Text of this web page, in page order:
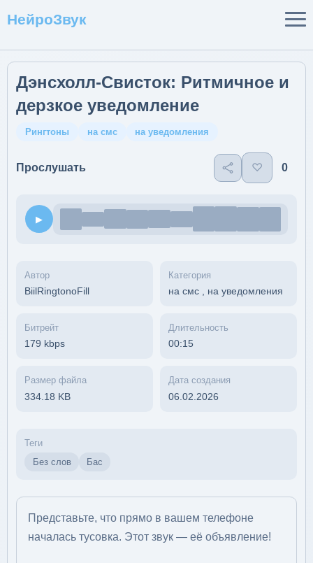
НейроЗвук
Дэнсхолл-Свисток: Ритмичное и
дерзкое уведомление
Рингтоны на смс на уведомления
Прослушать ♡ 0
▶
Автор
BiilRingtonoFill
Категория
на смс, на уведомления
Битрейт
179 kbps
Длительность
00:15
Размер файла
334.18 KB
Дата создания
06.02.2026
Теги
Без слов
Бас
Представьте, что прямо в вашем телефоне
началась тусовка. Этот звук — её объявление!